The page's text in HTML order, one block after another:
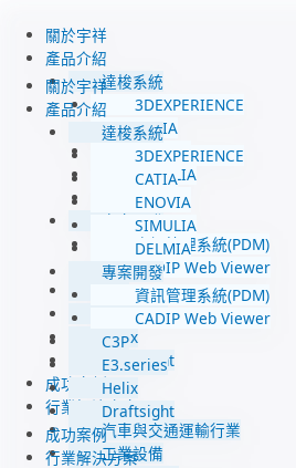
關於宇祥
產品介紹
達梭系統
3DEXPERIENCE
CATIA
ENOVIA
SIMULIA
DELMIA
專案開發
資訊管理系統(PDM)
CADIP Web Viewer
E3.series
Helix
Draftsight
成功案例
行業解決方案
汽車與交通運輸行業
工業設備
關於宇祥
產品介紹
達梭系統
3DEXPERIENCE
CATIA
ENOVIA
SIMULIA
DELMIA
專案開發
資訊管理系統(PDM)
CADIP Web Viewer
C3P
E3.series
Helix
Draftsight
成功案例
行業解決方案